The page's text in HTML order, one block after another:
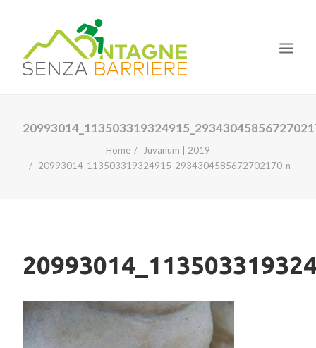
HOME
LE TAPPE
Home
Juvanum | 2019
20993014_113503319324915_2934304585672702170_n